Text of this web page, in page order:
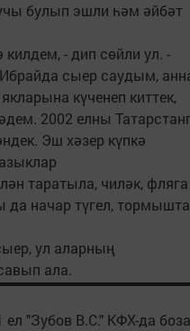
булып эшли һәм әйбәт
- дип сөйли ул. -
сыер саудым,
күченеп киттек,
2002 елны
Эш хәзер күпкә
таратыла, чиләк, фляга
начар түгел,
ул аларның
ала.
"Зубов В.С." КФХ-да